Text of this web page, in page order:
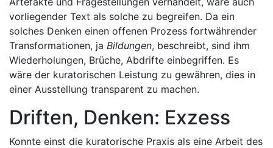
vorliegender Text als solche zu begreifen. Da ein
solches Denken einen offenen Prozess fortwährender
Transformationen, ja Bildungen, beschreibt, sind ihm
Wiederholungen, Brüche, Abdrifte einbegriffen. Es
wäre der kuratorischen Leistung zu gewähren, dies in
einer Ausstellung transparent zu machen.
Driften, Denken: Exzess
Konnte einst die kuratorische Praxis als eine Arbeit des